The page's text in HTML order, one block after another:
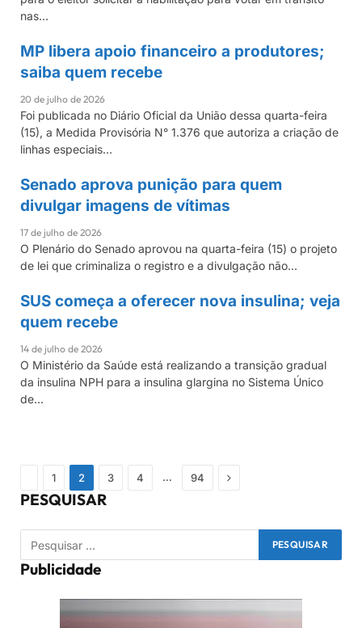
nas…
GIRO DE NOTÍCIAS
MP libera apoio financeiro a produtores;
saiba quem recebe
20 de julho de 2026
Foi publicada no Diário Oficial da União dessa quarta-feira
(15), a Medida Provisória N° 1.376 que autoriza a criação de
linhas especiais…
GIRO DE NOTÍCIAS
Senado aprova punição para quem
divulgar imagens de vítimas
17 de julho de 2026
O Plenário do Senado aprovou na quarta-feira (15) o projeto
de lei que criminaliza o registro e a divulgação não…
GIRO DE NOTÍCIAS
SUS começa a oferecer nova insulina; veja
quem recebe
14 de julho de 2026
O Ministério da Saúde está realizando a transição gradual
da insulina NPH para a insulina glargina no Sistema Único
de…
Previous
1 2 3 4 … 94 Próximo
PESQUISAR
Publicidade